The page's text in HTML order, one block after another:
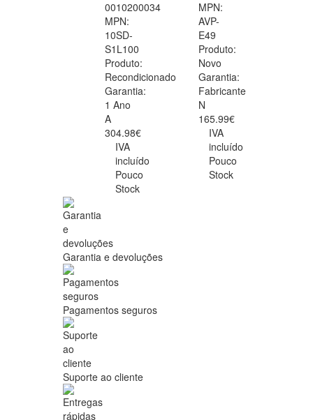
0010200034
MPN:
10SD-
S1L100
Produto:
Recondicionado
Garantia:
1 Ano
A
304.98€
IVA
incluído
Pouco
Stock
MPN:
AVP-
E49
Produto:
Novo
Garantia:
Fabricante
N
165.99€
IVA
incluído
Pouco
Stock
Garantia e devoluções
Pagamentos seguros
Suporte ao cliente